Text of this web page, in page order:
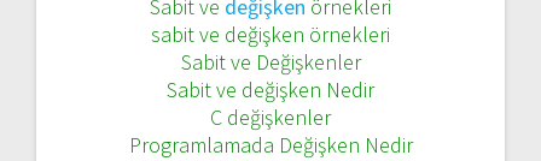
Sabit ve değişken örnekleri
sabit ve değişken örnekleri
Sabit ve Değişkenler
Sabit ve değişken Nedir
C değişkenler
Programlamada Değişken Nedir